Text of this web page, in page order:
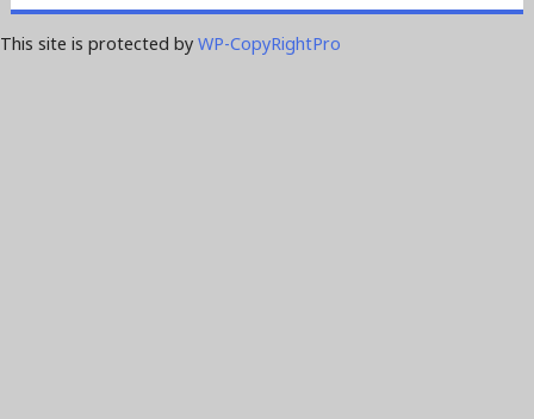
This site is protected by WP-CopyRightPro